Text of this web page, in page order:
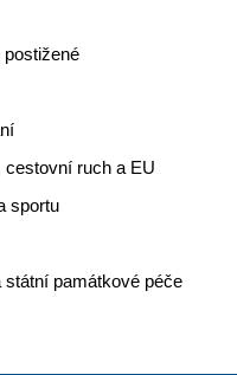
cestovní ruch a EU
sportu
státní památkové péče